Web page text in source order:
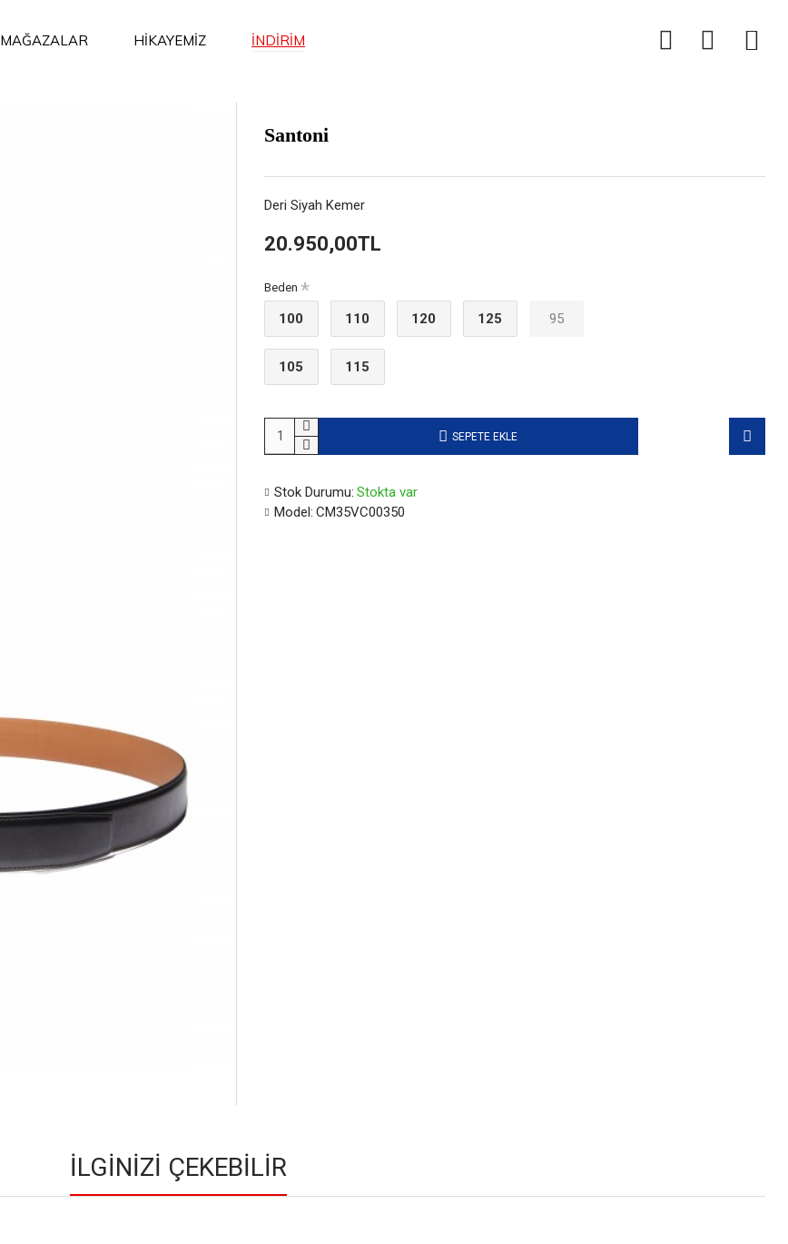
MAĞAZALAR HİKAYEMİZ İNDİRİM
Santoni
Deri Siyah Kemer
Stok Durumu: Stokta var
Model: CM35VC00350
20.950,00TL
Beden
100 110 120 125 95
105 115
SEPETE EKLE
İLGINIZI ÇEKEBILIR